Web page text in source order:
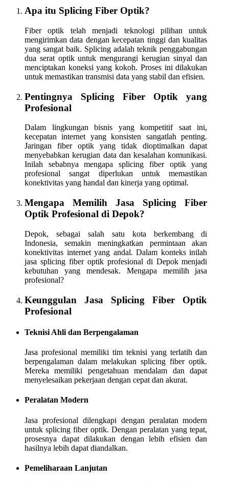
Apa itu Splicing Fiber Optik?
Fiber optik telah menjadi teknologi pilihan untuk
mengirimkan data dengan kecepatan tinggi dan kualitas
yang sangat baik. Splicing adalah teknik penggabungan
dua serat optik untuk mengurangi kerugian sinyal dan
menciptakan koneksi yang kokoh. Proses ini dilakukan
untuk memastikan transmisi data yang stabil dan efisien.
Pentingnya Splicing Fiber Optik yang
Profesional
Dalam lingkungan bisnis yang kompetitif saat ini,
kecepatan internet yang konsisten sangatlah penting.
Jaringan fiber optik yang tidak dioptimalkan dapat
menyebabkan kerugian data dan kesalahan komunikasi.
Inilah sebabnya mengapa splicing fiber optik yang
profesional sangat diperlukan untuk memastikan
konektivitas yang handal dan kinerja yang optimal.
Mengapa Memilih Jasa Splicing Fiber
Optik Profesional di Depok?
Depok, sebagai salah satu kota berkembang di
Indonesia, semakin meningkatkan permintaan akan
konektivitas internet yang andal. Dalam konteks inilah
jasa splicing fiber optik profesional di Depok menjadi
kebutuhan yang mendesak. Mengapa memilih jasa
profesional?
Keunggulan Jasa Splicing Fiber Optik
Profesional
Teknisi Ahli dan Berpengalaman
Jasa profesional memiliki tim teknisi yang terlatih dan
berpengalaman dalam melakukan splicing fiber optik.
Mereka memiliki pengetahuan mendalam dan dapat
menyelesaikan pekerjaan dengan cepat dan akurat.
Peralatan Modern
Jasa profesional dilengkapi dengan peralatan modern
untuk splicing fiber optik. Dengan peralatan yang tepat,
prosesnya dapat dilakukan dengan lebih efisien dan
hasilnya lebih dapat diandalkan.
Pemeliharaan Lanjutan